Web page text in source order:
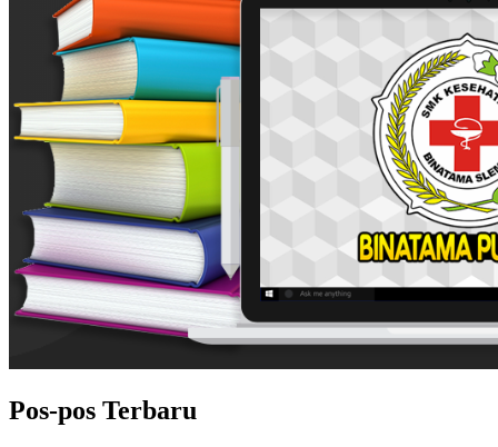
Pos-pos Terbaru